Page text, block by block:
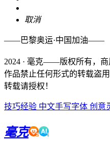
取消
——巴黎奥运·中国加油——
2024 · 毫克——版权所有，商
作品禁止任何形式的转载盗
转载请授权！
技巧经验 中文手写字体 创意
毫克